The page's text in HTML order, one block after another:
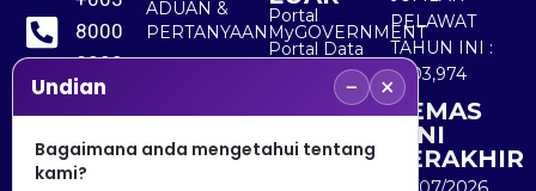
8000
8000
+603
8891
7100
ADUAN &
PERTANYAAN
Portal
MyGOVERNMENT
Portal Data
Terbuka
Sektor Awam
PELAWAT
TAHUN INI :
5,503,974
KEMAS
KINI
TERAKHIR
Undian − ×
Bagaimana anda mengetahui tentang
kami?